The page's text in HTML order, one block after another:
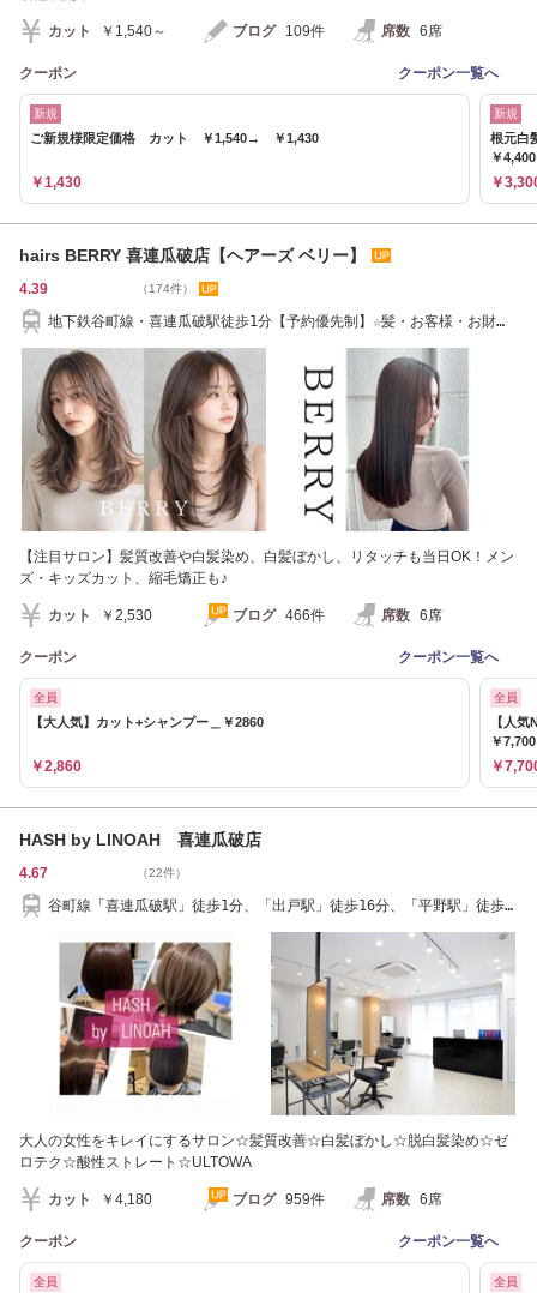
カット ￥1,540～ ブログ 109件 席数 6席
クーポン クーポン一覧へ
新規
ご新規様限定価格 カット ￥1,540→ ￥1,430
￥1,430
新規
根元白
￥
￥
hairs BERRY 喜連瓜破店【ヘアーズ ベリー】
4.39 （174件）
地下鉄谷町線・喜連瓜破駅徒歩1分【予約優先制】☆髪・お客様・お財布
【注目サロン】髪質改善や白髪染め、白髪ぼかし、リタッチも当日OK！メン
ズ・キッズカット、縮毛矯正も♪
カット ￥2,530 ブログ 466件 席数 6席
クーポン クーポン一覧へ
全員
【大人気】カット+シャンプー＿￥2860
￥2,860
全員
【人
￥
￥
HASH by LINOAH 喜連瓜破店
4.67 （22件）
谷町線「喜連瓜破駅」徒歩1分、「出戸駅」徒歩16分、「平野駅」徒歩
大人の女性をキレイにするサロン☆髪質改善☆白髪ぼかし☆脱白髪染め☆ゼ
ロテク☆酸性ストレート☆ULTOWA
カット ￥4,180 ブログ 959件 席数 6席
クーポン クーポン一覧へ
全員 全員